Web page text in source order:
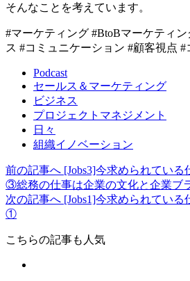
そんなことを考えています。
#マーケティング #BtoBマーケティ
ス #コミュニケーション #顧客視点
Podcast
セールス＆マーケティング
ビジネス
プロジェクトマネジメント
日々
組織イノベーション
前の記事へ [Jobs3]今求められてい
③総務の仕事は企業の文化と企業ブ
次の記事へ [Jobs1]今求められてい
①
こちらの記事も人気